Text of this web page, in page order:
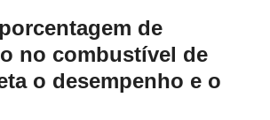
de
no combustível de
o desempenho e o